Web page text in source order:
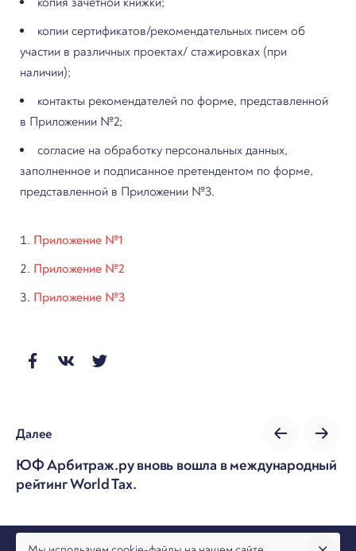
копии сертификатов/рекомендательных писем об
участии в различных проектах/ стажировках (при
наличии);
контакты рекомендателей по форме, представленной
в Приложении №2;
согласие на обработку персональных данных,
заполненное и подписанное претендентом по форме,
представленной в Приложении №3.
Приложение №1
Приложение №2
Приложение №3
Далее
ЮФ Арбитраж.ру вновь вошла в международный
рейтинг World Tax.